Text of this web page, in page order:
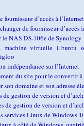
fournisseur d’accès à
de fournisseur d’accès
le NAS DS-106e de Synology
machine virtuelle Ubuntu
indépendance sur l’Internet
du site pour le convertir
son domaine et son adresse
de gestion de version et
de gestion de version et
services Linux de Windows